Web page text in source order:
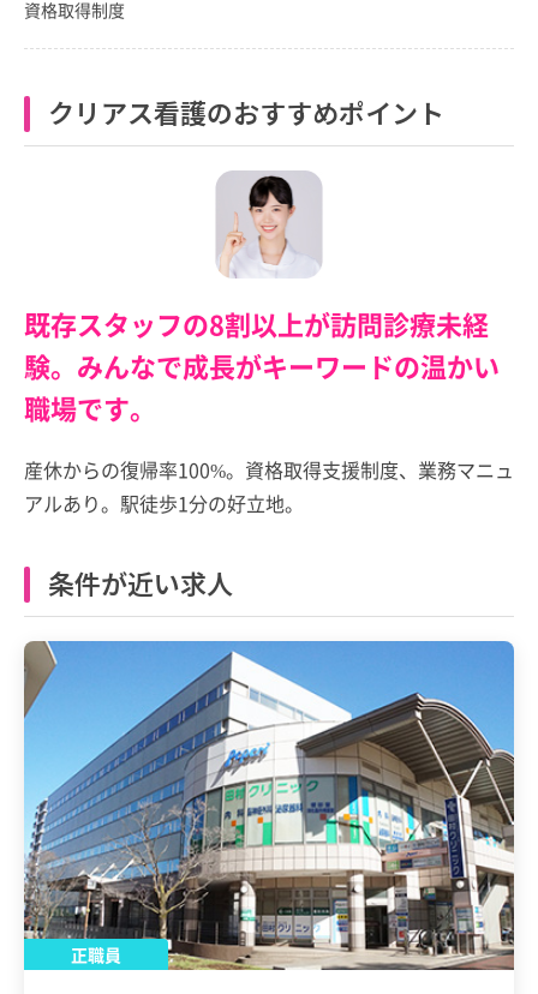
資格取得制度
クリアス看護のおすすめポイント
既存スタッフの8割以上が訪問診療未経
験。みんなで成長がキーワードの温かい
職場です。
産休からの復帰率100%。資格取得支援制度、業務マニュ
アルあり。駅徒歩1分の好立地。
条件が近い求人
正職員